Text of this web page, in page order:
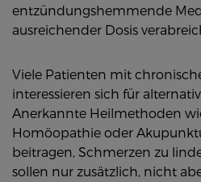
entzündungshemmende
ausreichender Dosis
Viele Patienten mit
interessieren sich für
Anerkannte Heilmethoden
Homöopathie oder
beitragen, Schmerzen zu
sollen nur zusätzlich, nicht